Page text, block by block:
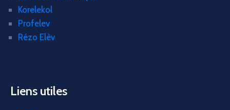
Korelekol
Profelev
Rézo Elèv
Liens utiles